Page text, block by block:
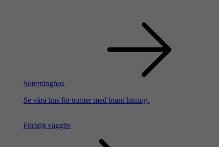
Suterränghus
Se våra hus för tomter med brant lutning.
Förhöjt väggliv